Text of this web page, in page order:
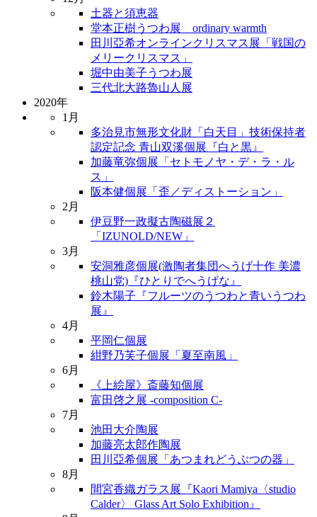
土器と須恵器
堂本正樹うつわ展 ordinary warmth
田川亞希オンラインクリスマス展「戦国の
メリークリスマス」
堀中由美子うつわ展
三代北大路魯山人展
2020年
1月
多治見市無形文化財「白天目」技術保持者
認定記念 青山双溪個展『白と黒』
加藤竜弥個展「セトモノヤ・デ・ラ・ル
ス」
阪本健個展「歪／ディストーション」
2月
伊豆野一政擬古陶磁展２
「IZUNOLD/NEW」
3月
安洞雅彦個展(激陶者集団へうげ十作 美濃
桃山党)『ひとりでへうげな』
鈴木陽子『フルーツのうつわと青いうつわ
展』
4月
平岡仁個展
紺野乃芙子個展「夏至南風」
6月
《上絵屋》斎藤知個展
富田啓之展 -composition C-
7月
池田大介陶展
加藤亮太郎作陶展
田川亞希個展「あつまれどうぶつの器」
8月
間宮香織ガラス展『Kaori Mamiya〈studio
Calder〉 Glass Art Solo Exhibition』